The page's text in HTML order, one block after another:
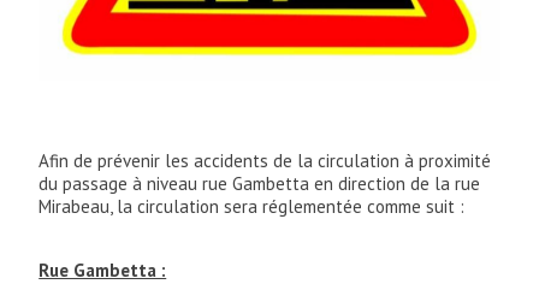
Afin de prévenir les accidents de la circulation à proximité
du passage à niveau rue Gambetta en direction de la rue
Mirabeau, la circulation sera réglementée comme suit :
Rue Gambetta :